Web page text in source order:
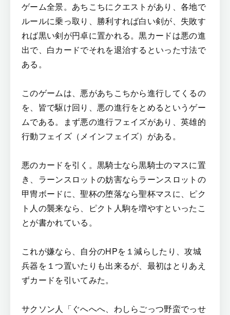
ゲーム全景。あちこちにクエストがあり、各地で
ルールに乗っ取り、勝利すれば白い剣が、失敗す
れば黒い剣が円卓に置かれる。黒カードは悪の進
出で、白カードでそれを退治するといった寸法で
ある。
このゲームは、悪があちこちから進行してくるの
を、皆で駆け回り、悪の進行をとめるというゲー
ムである。まず悪の進行フェイズがあり、英雄的
行動フェイズ（メインフェイズ）がある。
悪のカードを引く。黒騎士なら黒騎士のマスに置
き、ラーンスロットの妨害ならラーンスロットの
甲冑ボードに、聖杯の堕落なら聖杯マスに、ピク
ト人の襲来なら、ピクト人駒を増やすといったこ
とが書かれている。
これが嫌なら、自分のHPを１減らしたり、攻城
兵器を１つ置いたりも出来るが、最初はとりあえ
ずカードを引いてみた。
サクソン人「ぐへへへ、わしらごっつ野蛮でっせ